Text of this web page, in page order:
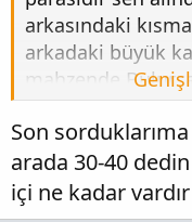
arkasındaki
arkadaki büyük
mahzende
Son
arada 30-40
içi ne kadar